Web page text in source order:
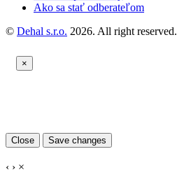
Ako sa stať odberateľom
© Dehal s.r.o. 2026. All right reserved.
×
Close Save changes
‹ › ×